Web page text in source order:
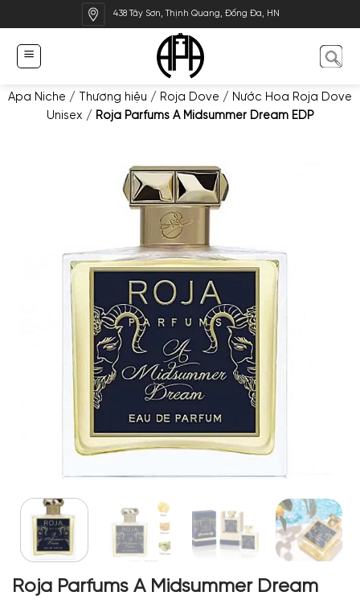
qua
dung
438 Tây Sơn, Thịnh Quang, Đống Đa, HN
Apa Niche / Thương hiệu / Roja Dove / Nước Hoa Roja Dove
Unisex / Roja Parfums A Midsummer Dream EDP
Roja Parfums A Midsummer Dream